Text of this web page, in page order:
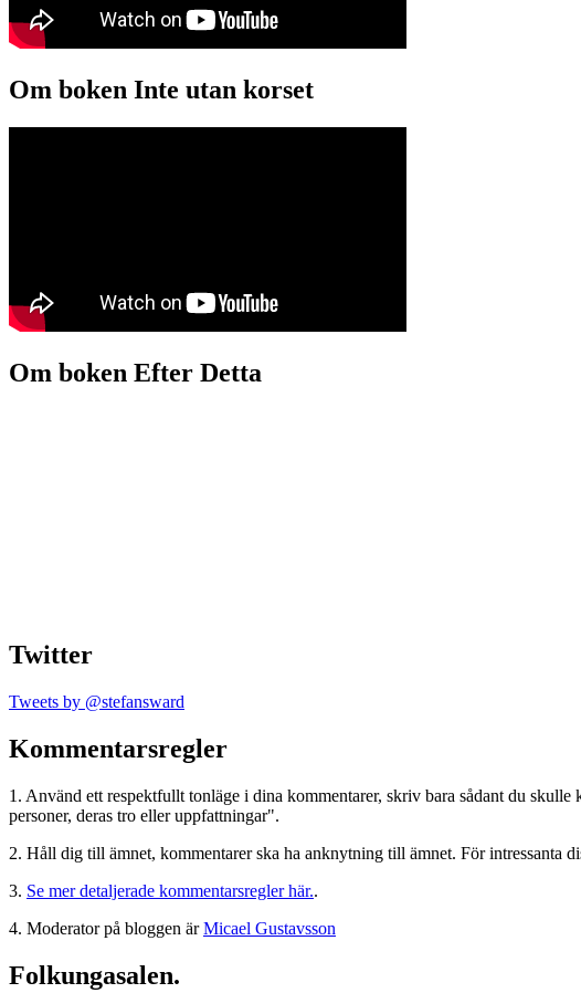
Om boken Inte utan korset
Om boken Efter Detta
Twitter
Tweets by @stefansward
Kommentarsregler
1. Använd ett respektfullt tonläge i dina kommentarer, skriv bara sådant du
personer, deras tro eller uppfattningar".
2. Håll dig till ämnet, kommentarer ska ha anknytning till ämnet. För intressanta
3. Se mer detaljerade kommentarsregler här..
4. Moderator på bloggen ärMicael Gustavsson
Folkungasalen.